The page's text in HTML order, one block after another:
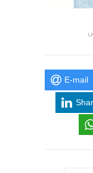
E-mail